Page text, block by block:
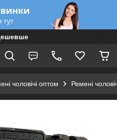
чоловічі оптом Ремені